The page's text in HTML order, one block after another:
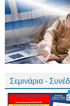
Σεμινάρια -